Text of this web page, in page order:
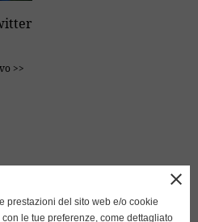
>>
close
prestazioni del sito web e/o cookie
le tue preferenze, come dettagliato